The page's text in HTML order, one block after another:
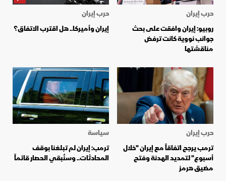
حرب إيران
روبيو: إيران وافقت على بحث
جوانب نووية كانت ترفض
مناقشتها
حرب إيران
إيران وأميركا.. هل اقترب الاتفاق؟
حرب إيران
ترمب يرجح اتفاقاً مع إيران "خلال
أسبوع" لتمديد الهدنة وفتح
مضيق هرمز
سياسة
ترمب: إيران لم تبلغنا بوقف
المحادثات.. وسنُبقي الحصار قائماً